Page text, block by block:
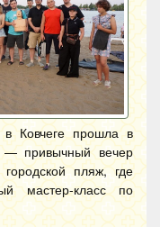
в Ковчеге прошла в
привычный вечер
пляж, где
мастер-класс по